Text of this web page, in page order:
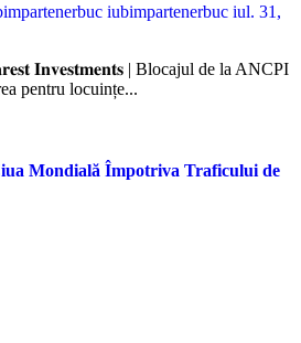
iubimpartenerbuc iul. 31,
pentru locuințe...
Mondială Împotriva Traficului de